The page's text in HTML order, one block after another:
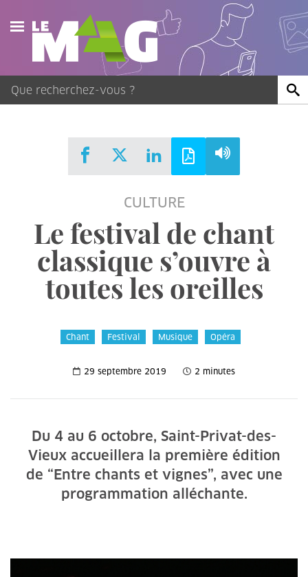
Actualités
Agenda
Publications
CULTURE
Le festival de chant
classique s’ouvre à
toutes les oreilles
Chant Festival Musique Opéra
29 septembre 2019 2 minutes
Du 4 au 6 octobre, Saint-Privat-des-
Vieux accueillera la première édition
de “Entre chants et vignes”, avec une
programmation alléchante.